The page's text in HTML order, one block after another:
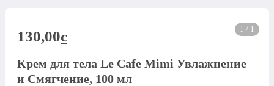
1 / 1
130,00c
Крем для тела Le Cafe Mimi Увлажнение
и Смягчение, 100 мл